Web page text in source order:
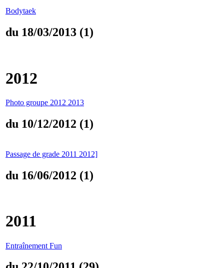
Bodytaek
du 18/03/2013 (1)
2012
Photo groupe 2012 2013
du 10/12/2012 (1)
Passage de grade 2011 2012]
du 16/06/2012 (1)
2011
Entraînement Fun